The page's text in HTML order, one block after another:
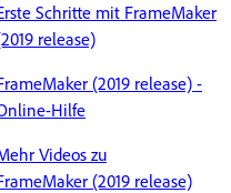
Schritte mit FrameMaker
release)
(2019 release) -
Hilfe
Videos zu
(2019 release)